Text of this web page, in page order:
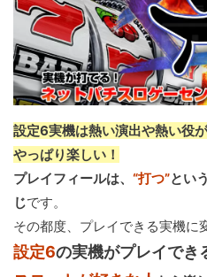
設定6実機は熱い演出や熱い役
やっぱり楽しい！
プレイフィールは、 “打つ”とい
じです。
その都度、プレイできる実機に
設定6の実機がプレイでき